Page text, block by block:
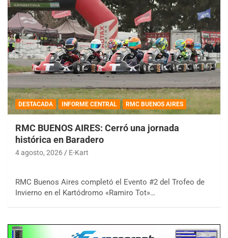
DESTACADA INFORME CENTRAL RMC BUENOS AIRES
RMC BUENOS AIRES: Cerró una jornada
histórica en Baradero
4 agosto, 2026 E-Kart
RMC Buenos Aires completó el Evento #2 del Trofeo de
Invierno en el Kartódromo «Ramiro Tot»…